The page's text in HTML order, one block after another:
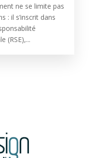
ne se limite pas
: il s’inscrit dans
(RSE),...